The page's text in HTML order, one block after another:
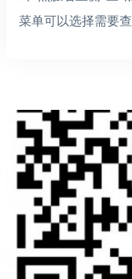
菜单可以选择需要查